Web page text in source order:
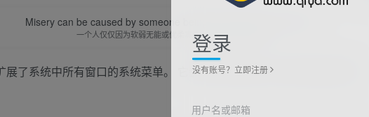
Misery can be caused by someone being just weak and indecisive.
一个人仅仅因为软弱无能或优柔寡断就完全可能招致痛苦
展了系统中所有窗口的系统菜单。 它会将下面的自定义项目追加到菜单。
登录
没有账号？立即注册
用户名或邮箱